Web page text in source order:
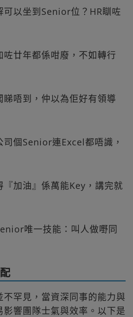
可以坐到Senior位？HR瞓咗
廿年都係咁廢，不如轉行
唔到，仲以為佢好有領導
個Senior連Excel都唔識，
『加油』係萬能Key，講完就
唯一技能：叫人做嘢同
不罕見，當資深同事的能力與
響團隊士氣與效率。以下是